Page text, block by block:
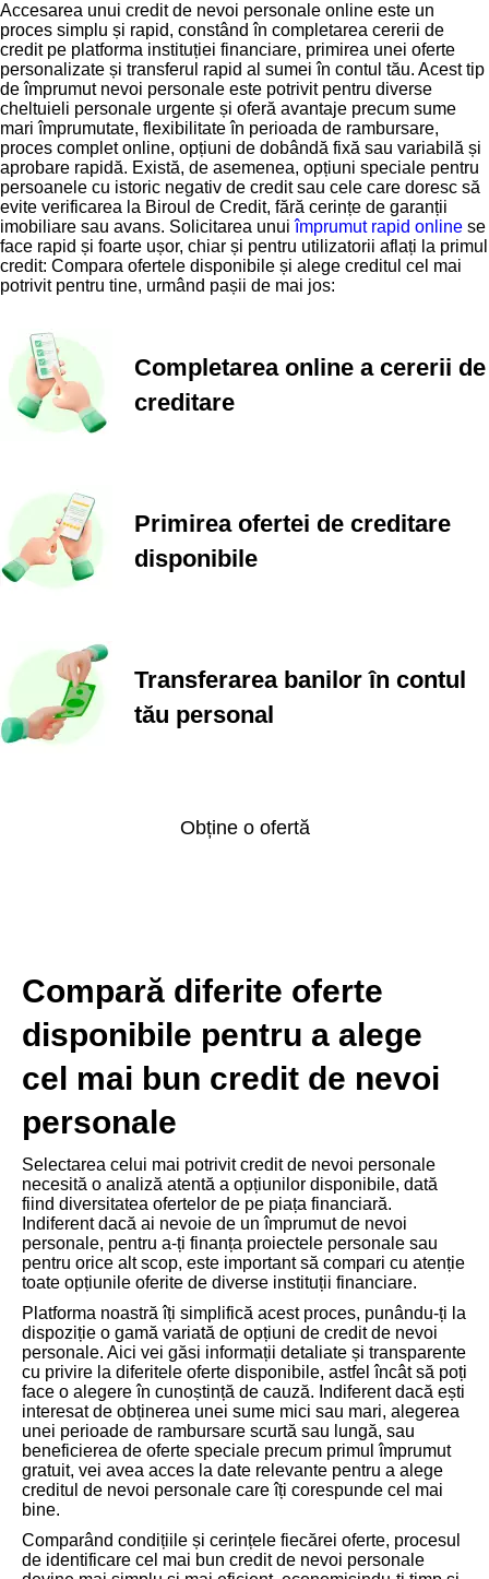
Accesarea unui credit de nevoi personale online este un
proces simplu și rapid, constând în completarea cererii de
credit pe platforma instituției financiare, primirea unei oferte
personalizate și transferul rapid al sumei în contul tău. Acest tip
de împrumut nevoi personale este potrivit pentru diverse
cheltuieli personale urgente și oferă avantaje precum sume
mari împrumutate, flexibilitate în perioada de rambursare,
proces complet online, opțiuni de dobândă fixă sau variabilă și
aprobare rapidă. Există, de asemenea, opțiuni speciale pentru
persoanele cu istoric negativ de credit sau cele care doresc să
evite verificarea la Biroul de Credit, fără cerințe de garanții
imobiliare sau avans. Solicitarea unuiîmprumut rapid online se
face rapid și foarte ușor, chiar și pentru utilizatorii aflați la primul
credit: Compara ofertele disponibile și alege creditul cel mai
potrivit pentru tine, urmând pașii de mai jos:
Completarea online a cererii de
creditare
Primirea ofertei de creditare
disponibile
Transferarea banilor în contul
tău personal
Obține o ofertă
Compară diferite oferte
disponibile pentru a alege
cel mai bun credit de nevoi
personale
Selectarea celui mai potrivit credit de nevoi personale
necesită o analiză atentă a opțiunilor disponibile, dată
fiind diversitatea ofertelor de pe piața financiară.
Indiferent dacă ai nevoie de un împrumut de nevoi
personale, pentru a-ți finanța proiectele personale sau
pentru orice alt scop, este important să compari cu atenție
toate opțiunile oferite de diverse instituții financiare.
Platforma noastră îți simplifică acest proces, punându-ți la
dispoziție o gamă variată de opțiuni de credit de nevoi
personale. Aici vei găsi informații detaliate și transparente
cu privire la diferitele oferte disponibile, astfel încât să poți
face o alegere în cunoștință de cauză. Indiferent dacă ești
interesat de obținerea unei sume mici sau mari, alegerea
unei perioade de rambursare scurtă sau lungă, sau
beneficierea de oferte speciale precum primul împrumut
gratuit, vei avea acces la date relevante pentru a alege
creditul de nevoi personale care îți corespunde cel mai
bine.
Comparând condițiile și cerințele fiecărei oferte, procesul
de identificare cel mai bun credit de nevoi personale